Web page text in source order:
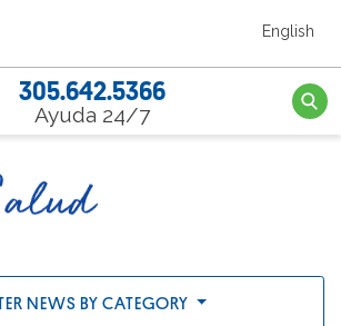
English
Centers home link
305.642.5366
Ayuda 24/7
NEWS BY CATEGORY